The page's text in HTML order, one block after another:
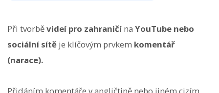
Při tvorběvideí pro zahraničína YouTube nebo
sociální sítě je klíčovým prvkem komentář
(narace).
Přidáním komentáře v angličtině nebo jiném cizím